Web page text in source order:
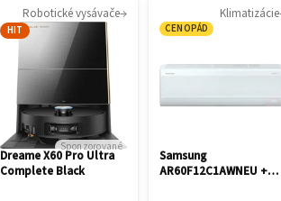
Robotické vysávače
HIT
Sponzorované
Dreame X60 Pro Ultra
Complete Black
Klimatizácie
CENOPÁD
Samsung
AR60F12C1AWNEU +